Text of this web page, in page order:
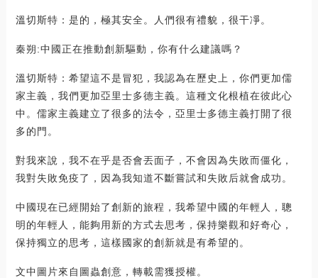
溫切斯特：是的，極其安全。人們很有禮貌，很干凈。
秦朔:中國正在推動創新驅動，你有什么建議嗎？
溫切斯特：希望這不是冒犯，我認為在歷史上，你們更加儒
家主義，我們更加亞里士多德主義。這種文化根植在彼此心
中。儒家主義建立了很多的法令，亞里士多德主義打開了很
多的門。
對我來說，我不在乎是否會丟面子，不會因為失敗而僵化，
我對失敗免疫了，因為我知道不斷嘗試和失敗后就會成功。
中國現在已經開始了創新的旅程，我希望中國的年輕人，聰
明的年輕人，能夠用新的方式去思考，保持樂觀和好奇心，
保持獨立的思考，這樣國家的創新就是有希望的。
文中圖片來自圖蟲創意，轉載需獲授權。